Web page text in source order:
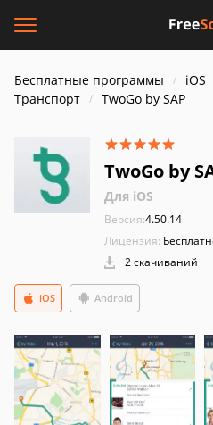
Бесплатные программы iOS
Транспорт
TwoGo by SAP
TwoGo by
Для iOS
Версия:4.50.14
Лицензия:
2 скачиваний
Android
iOS